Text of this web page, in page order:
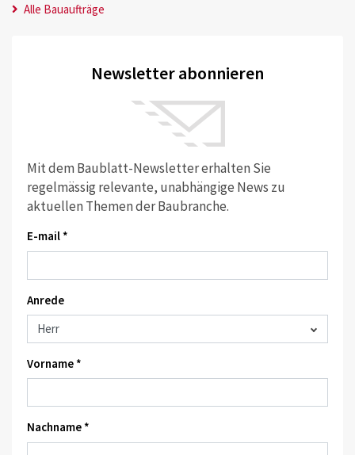
Alle Bauaufträge
Newsletter abonnieren
Mit dem Baublatt-Newsletter erhalten Sie
regelmässig relevante, unabhängige News zu
aktuellen Themen der Baubranche.
E-mail *
Anrede
Vorname *
Nachname *